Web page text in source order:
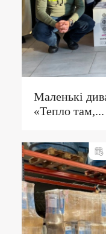
Маленькі
«Тепло там,...